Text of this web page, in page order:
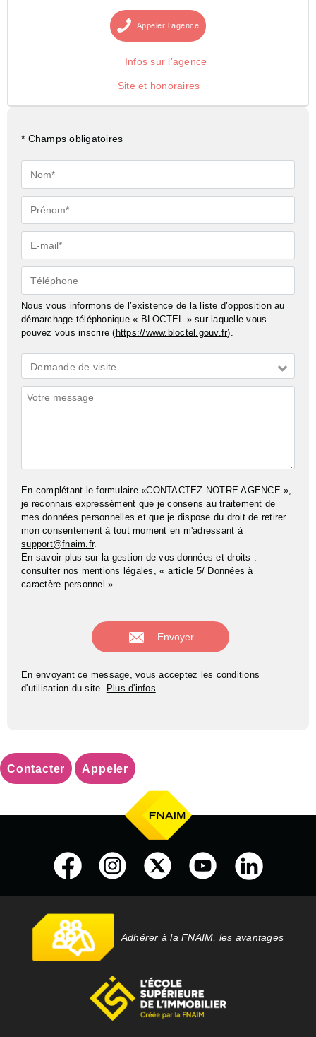
Appeler l’agence
Infos sur l’agence
Site et honoraires
* Champs obligatoires
Nom*
Prénom*
E-
mail*
Téléphone
Nous vous informons de l’existence de la liste d’opposition au
démarchage téléphonique « BLOCTEL » sur laquelle vous
pouvez vous inscrire ( https://www.bloctel.gouv.fr).
Demande
*
Demande de visite
Commentaires
En complétant le formulaire «CONTACTEZ NOTRE AGENCE »,
je reconnais expressément que je consens au traitement de
mes données personnelles et que je dispose du droit de retirer
mon consentement à tout moment en m'adressant à
support@fnaim.fr.
En savoir plus sur la gestion de vos données et droits :
consulter nos mentions légales , « article 5/ Données à
caractère personnel ».
En envoyant ce message, vous acceptez les conditions
d'utilisation du site. Plus d'infos
Contacter Appeler
Adhérer à la FNAIM, les avantages